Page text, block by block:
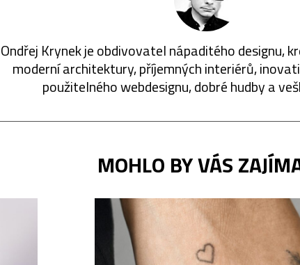
Ondřej Krynek je obdivovatel nápaditého designu,
moderní architektury, příjemných interiérů,
použitelného webdesignu, dobré hudby a
MOHLO BY VÁS